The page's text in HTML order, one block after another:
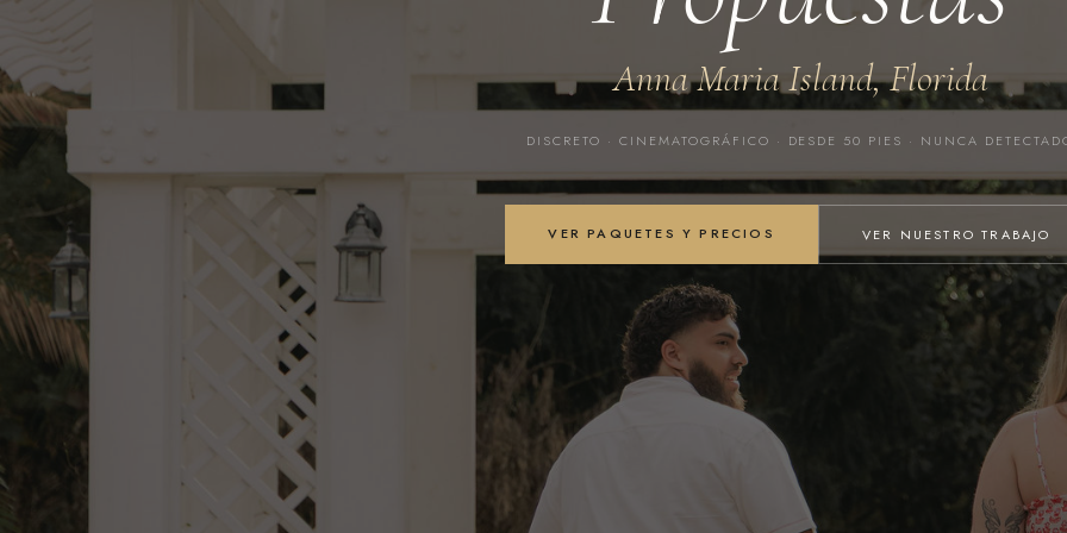
Anna Maria Island, Florida
DISCRETO · CINEMATOGRÁFICO · DESDE 50 PIES · NUNCA
VER PAQUETES Y PRECIOS VER NUESTRO TRABAJO